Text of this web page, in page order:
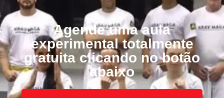
Agende uma aula
experimental totalmente
gratuita clicando no botão
abaixo